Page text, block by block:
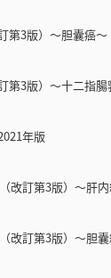
第3版）～胆囊癌～
第3版）～十二指
年版
改訂第3版）～肝
改訂第3版）～胆